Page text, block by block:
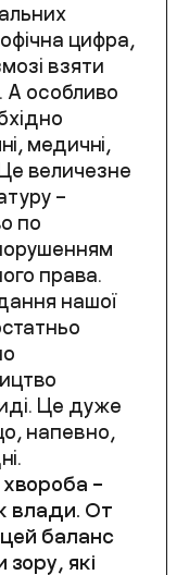
цифра,
взяти
А особливо
медичні,
величезне
–
по
права.
нашої
Це дуже
напевно,
хвороба –
влади. От
баланс
які